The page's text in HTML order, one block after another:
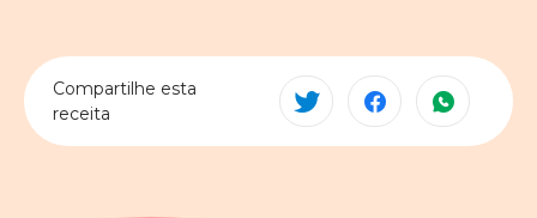
Compartilhe esta
receita